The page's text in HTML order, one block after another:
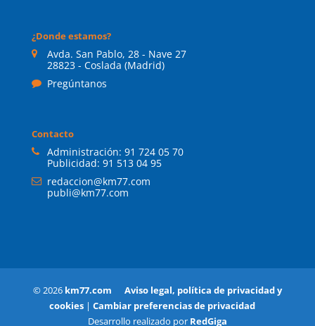
¿Donde estamos?
Avda. San Pablo, 28 - Nave 27
28823 - Coslada (Madrid)
Pregúntanos
Contacto
Administración: 91 724 05 70
Publicidad: 91 513 04 95
redaccion@km77.com
publi@km77.com
© 2026 km77.com
Aviso legal, política de privacidad y
cookies| Cambiar preferencias de privacidad
Desarrollo realizado por RedGiga